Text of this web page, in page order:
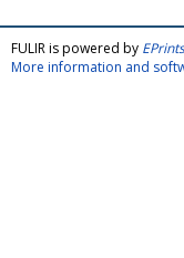
FULIR is powered by
More information and